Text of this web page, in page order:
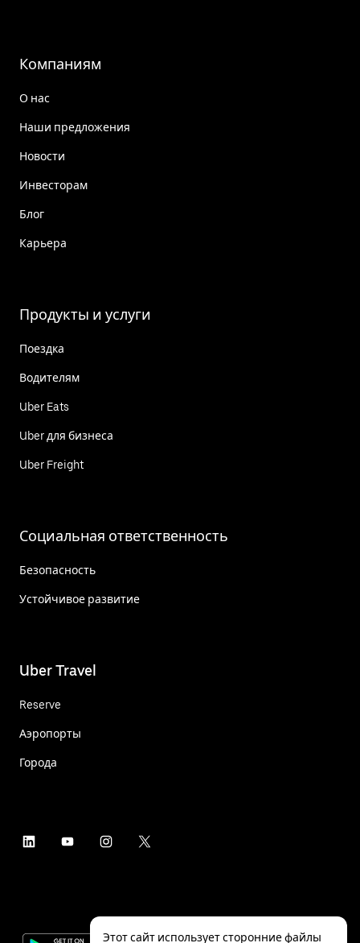
Компаниям
О нас
Наши предложения
Новости
Инвесторам
Блог
Карьера
Продукты и услуги
Поездка
Водителям
Uber Eats
Uber для бизнеса
Uber Freight
Социальная ответственность
Безопасность
Устойчивое развитие
Uber Travel
Reserve
Аэропорты
Города
Этот сайт использует сторонние файлы